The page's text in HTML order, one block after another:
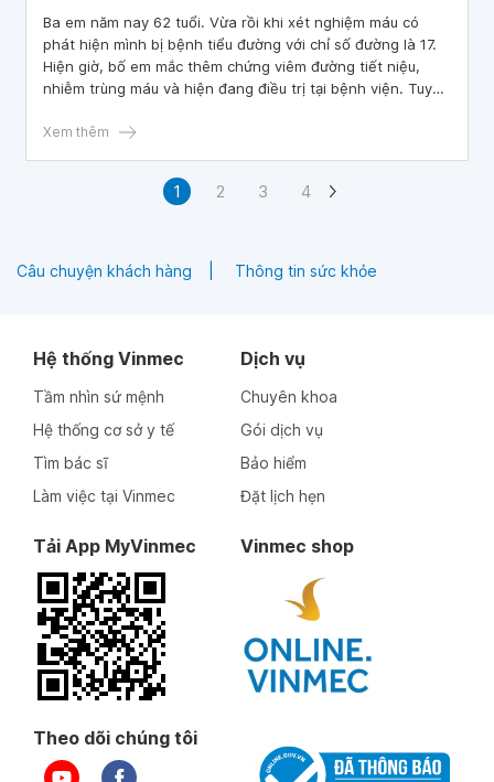
Ba em năm nay 62 tuổi. Vừa rồi khi xét nghiệm máu có
phát hiện mình bị bệnh tiểu đường với chỉ số đường là 17.
Hiện giờ, bố em mắc thêm chứng viêm đường tiết niệu,
nhiễm trùng máu và hiện đang điều trị tại bệnh viện. Tuy
thân, không di chuyển được, trạng thái tinh thần không
đường tiết niệu, nhiễm trùng máu có nguy hiểm không?
Xem thêm
1 2 3 4
Câu chuyện khách hàng Thông tin sức khỏe
Hệ thống Vinmec
Tầm nhìn sứ mệnh
Hệ thống cơ sở y tế
Tìm bác sĩ
Làm việc tại Vinmec
Dịch vụ
Chuyên khoa
Gói dịch vụ
Bảo hiểm
Đặt lịch hẹn
Tải App MyVinmec Vinmec shop
Theo dõi chúng tôi